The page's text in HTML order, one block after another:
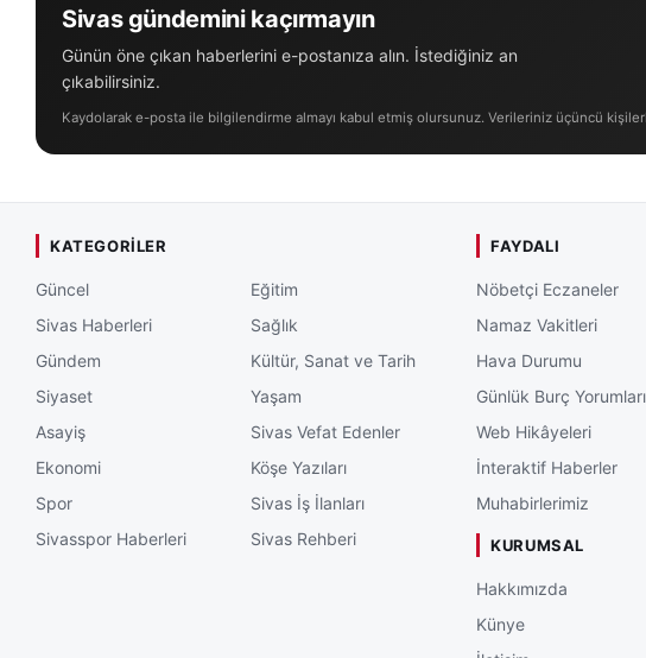
Sivas gündemini kaçırmayın
Günün öne çıkan haberlerini e-postanıza alın. İstediğiniz an
çıkabilirsiniz.
Kaydolarak e-posta ile bilgilendirme almayı kabul etmiş olursunuz. Verileriniz üçüncü
KATEGORILER
Güncel
Sivas Haberleri
Gündem
Siyaset
Asayiş
Ekonomi
Spor
Sivasspor Haberleri
Eğitim
Sağlık
Kültür, Sanat ve Tarih
Yaşam
Sivas Vefat Edenler
Köşe Yazıları
Sivas İş İlanları
Sivas Rehberi
FAYDALI
Nöbetçi Eczaneler
Namaz Vakitleri
Hava Durumu
Günlük Burç Yorumları
Web Hikâyeleri
İnteraktif Haberler
Muhabirlerimiz
KURUMSAL
Hakkımızda
Künye